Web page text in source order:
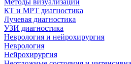
Методы визуализации
КТ и МРТ диагностика
Лучевая диагностика
УЗИ диагностика
Неврология и нейрохирургия
Неврология
Нейрохирургия